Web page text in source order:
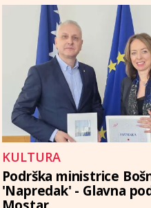
KULTURA
Podrška ministrice
'Napredak' - Glavna